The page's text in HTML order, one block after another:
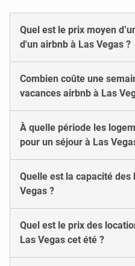
Quel est le prix moyen
d'un airbnb à Las Vegas ?
Combien coûte une
vacances airbnb à Las
À quelle période les
pour un séjour à Las
Quelle est la capacité
Vegas ?
Quel est le prix des
Las Vegas cet été ?